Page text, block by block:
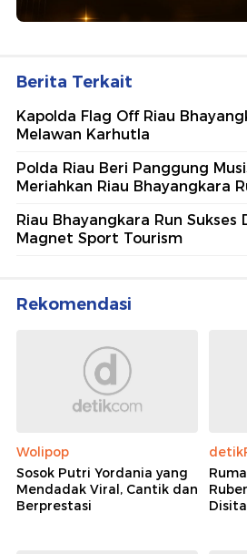
Berita Terkait
Kapolda Flag Off Riau
Melawan Karhutla
Polda Riau Beri Panggung
Meriahkan Riau Bhayangkara
Riau Bhayangkara Run Sukses
Magnet Sport Tourism
Rekomendasi
Wolipop
Sosok Putri Yordania yang
Mendadak Viral, Cantik dan
Berprestasi